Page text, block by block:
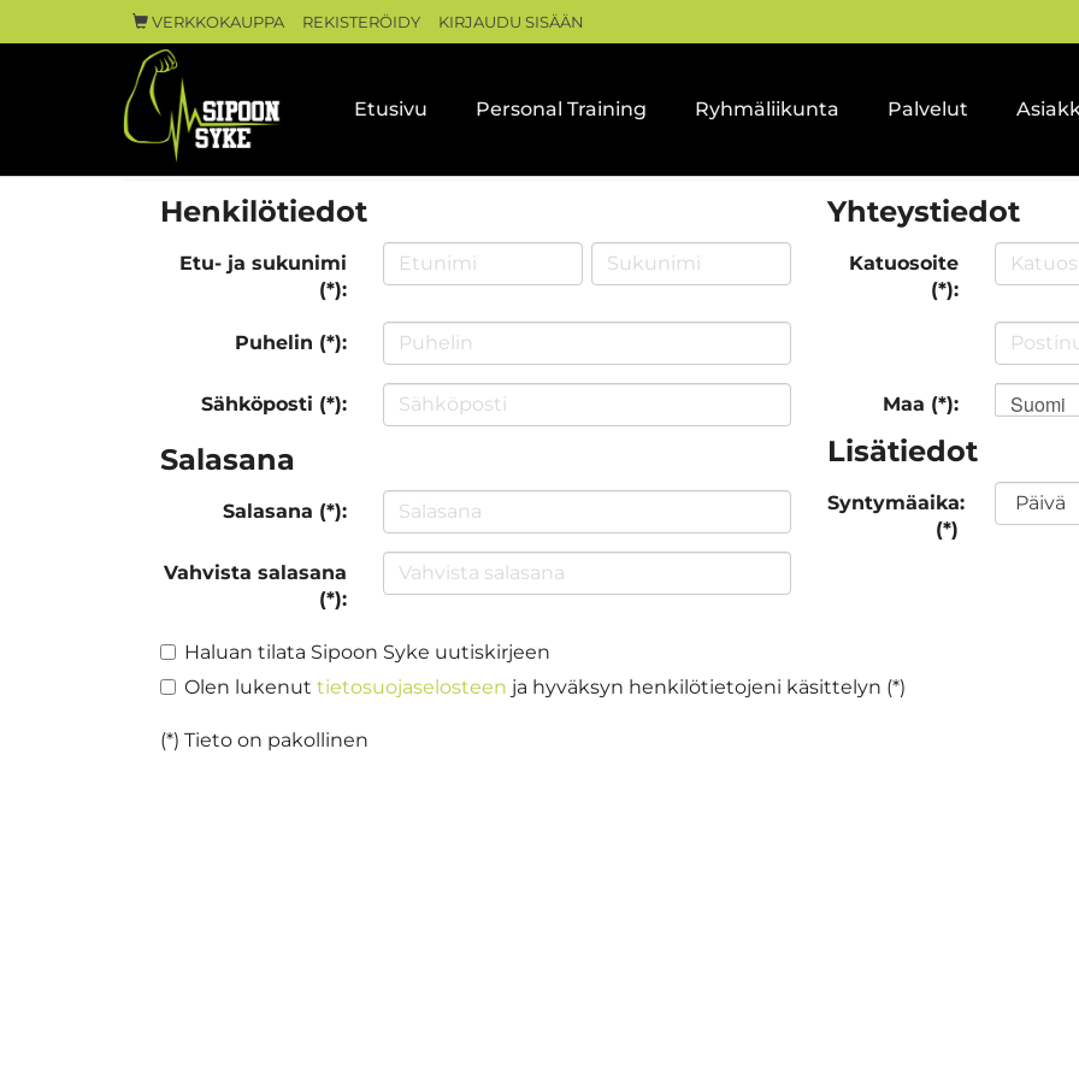
VERKKOKAUPPA REKISTERÖIDY KIRJAUDU SISÄÄN
Etusivu Personal Training Ryhmäliikunta Palvelut
Henkilötiedot
Etu- ja sukunimi
(*):
Puhelin (*):
Sähköposti (*):
Salasana
Salasana (*):
Vahvista salasana
(*):
Yhteystiedot
Katuosoite
(*):
Maa (*): Suomi
Lisätiedot
Syntymäaika:
(*)
Haluan tilata Sipoon Syke uutiskirjeen
Olen lukenut tietosuojaselosteen ja hyväksyn henkilötietojeni käsittelyn (*)
(*) Tieto on pakollinen